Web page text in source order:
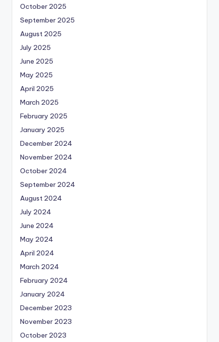
October 2025
September 2025
August 2025
July 2025
June 2025
May 2025
April 2025
March 2025
February 2025
January 2025
December 2024
November 2024
October 2024
September 2024
August 2024
July 2024
June 2024
May 2024
April 2024
March 2024
February 2024
January 2024
December 2023
November 2023
October 2023